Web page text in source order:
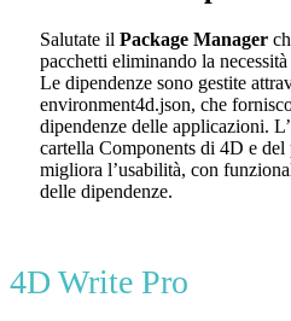
Salutate il Package Manager
pacchetti eliminando la
Le dipendenze sono gestite
environment4d.json, che
dipendenze delle applicazioni.
cartella Components di 4D e
migliora l’usabilità, con
delle dipendenze.
4D Write Pro